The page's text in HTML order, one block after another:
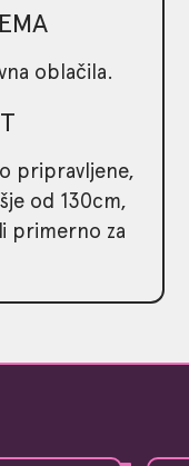
oblačila.
pripravljene,
od 130cm,
primerno za